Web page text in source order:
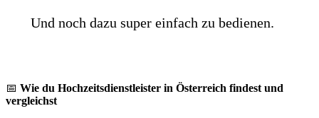
Und noch dazu super einfach zu bedienen.
📅 Wie du Hochzeitsdienstleister in Österreich findest und
vergleichst